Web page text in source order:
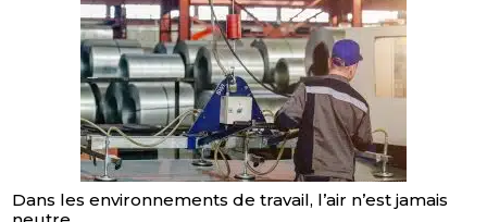
Dans les environnements de travail, l’air n’est jamais